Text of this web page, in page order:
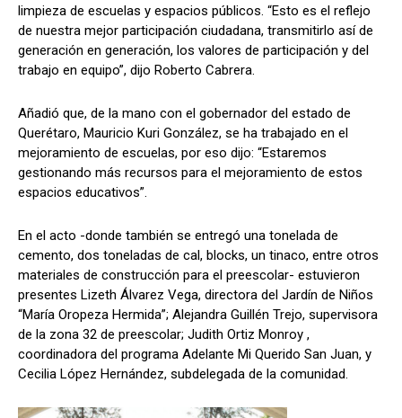
limpieza de escuelas y espacios públicos. “Esto es el reflejo
de nuestra mejor participación ciudadana, transmitirlo así de
generación en generación, los valores de participación y del
trabajo en equipo”, dijo Roberto Cabrera.
Añadió que, de la mano con el gobernador del estado de
Querétaro, Mauricio Kuri González, se ha trabajado en el
mejoramiento de escuelas, por eso dijo: “Estaremos
gestionando más recursos para el mejoramiento de estos
espacios educativos”.
En el acto -donde también se entregó una tonelada de
cemento, dos toneladas de cal, blocks, un tinaco, entre otros
materiales de construcción para el preescolar- estuvieron
presentes Lizeth Álvarez Vega, directora del Jardín de Niños
“María Oropeza Hermida”; Alejandra Guillén Trejo, supervisora
de la zona 32 de preescolar; Judith Ortiz Monroy ,
coordinadora del programa Adelante Mi Querido San Juan, y
Cecilia López Hernández, subdelegada de la comunidad.